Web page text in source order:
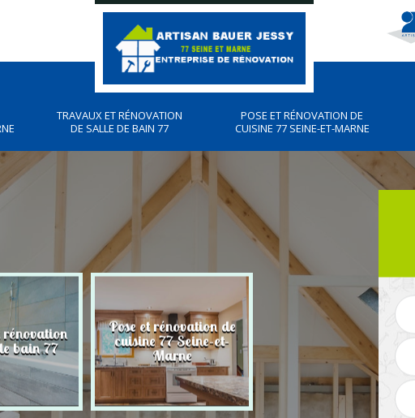
TRAVAUX ET RÉNOVATION
DE SALLE DE BAIN 77
POSE ET RÉNOVATION DE
CUISINE 77 SEINE-ET-MARNE
bain 77
Pose et rénovation de
cuisine 77 Seine-et-
Marne
Plombier, travaux de
plomberies 77